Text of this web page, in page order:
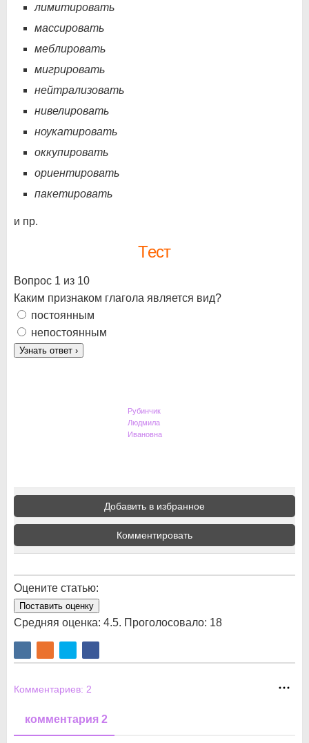
лимитировать
массировать
меблировать
мигрировать
нейтрализовать
нивелировать
ноукатировать
оккупировать
ориентировать
пакетировать
и пр.
Тест
Вопрос 1 из 10
Каким признаком глагола является вид?
постоянным
непостоянным
Узнать ответ ›
Рубинчик
Людмила
Ивановна
Добавить в избранное
Комментировать
Оцените статью:
Поставить оценку
Средняя оценка: 4.5. Проголосовало: 18
Комментариев: 2
комментария 2